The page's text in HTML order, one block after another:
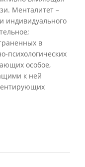
Менталитет –
индивидуального
в
психологических
особое,
к ней